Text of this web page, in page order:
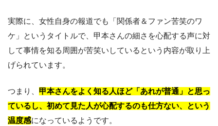
実際に、女性自身の報道でも「関係者＆ファン苦笑のワ
ケ」というタイトルで、甲本さんの細さを心配する声に対
して事情を知る周囲が苦笑いしているという内容が取り上
げられています。
つまり、 甲本さんをよく知る人ほど「あれが普通」と思っ
ているし、初めて見た人が心配するのも仕方ない、という
温度感になっているようです。